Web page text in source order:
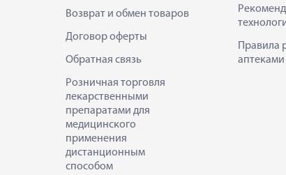
Возврат и обмен товаров
Договор оферты
Обратная связь
Розничная торговля
лекарственными
препаратами для
медицинского
применения
дистанционным
способом
Правила
аптеками